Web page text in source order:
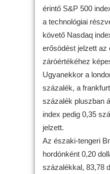
érintő S&P 500
a technológiai
követő Nasdaq
erősödést jelzett az
záróértékéhez
Ugyanekkor a
százalék, a
százalék pluszban
index pedig 0,35
jelzett.
Az északi-tengeri
hordónként 0,20
százalékkal, 83,78